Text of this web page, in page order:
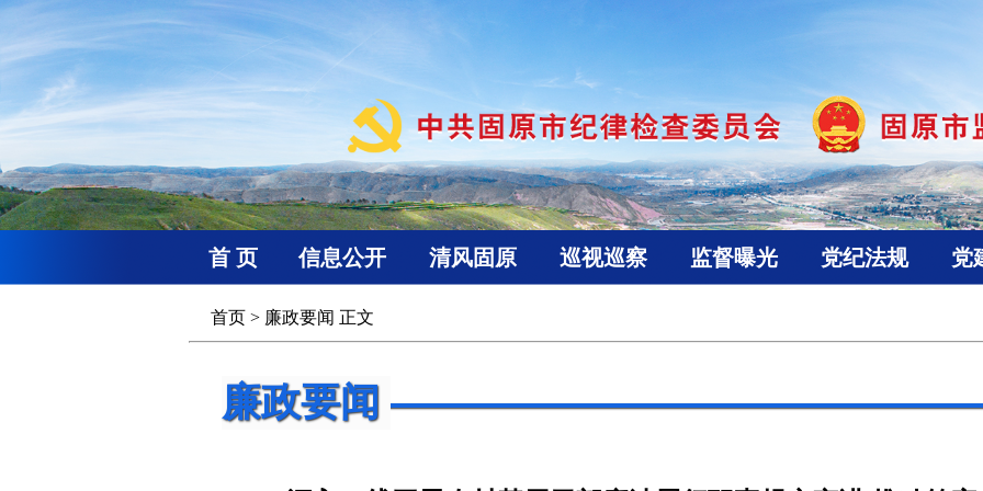
首 页 信息公开 清风固原 巡视巡察 监督曝光 党纪法规 党
首页 > 廉政要闻 正文
廉政要闻